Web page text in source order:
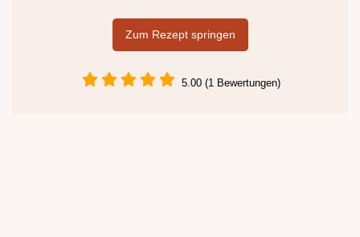
Zum Rezept springen
5.00 (1 Bewertungen)